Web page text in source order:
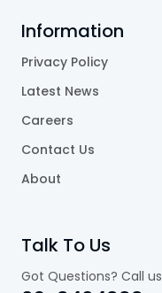
Information
Privacy Policy
Latest News
Careers
Contact Us
About
Talk To Us
Got Questions? Call us